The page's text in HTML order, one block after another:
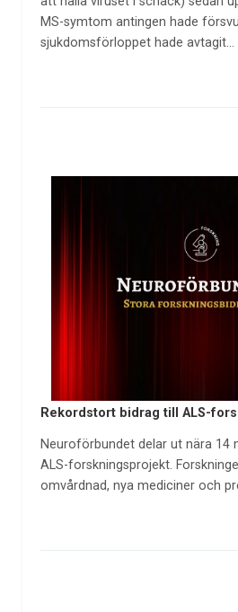
MS-symtom antingen hade
sjukdomsförloppet hade avtagit…
Rekordstort bidrag till ALS-
Neuroförbundet delar ut nära 14
ALS-forskningsprojekt.
omvårdnad, nya mediciner och